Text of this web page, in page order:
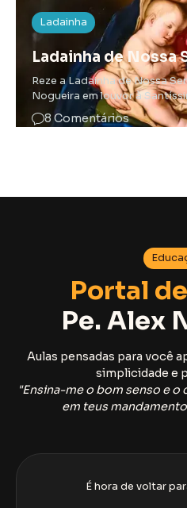
Ladainha
Ladainha de Nossa
Reze a Ladainha de Nossa
Nogueira em louvor à
8 Comentários
Portal
Pe. Alex
Aulas pensadas para você
simplicidade e
"Ensina-me o bom senso e
em teus
É hora de voltar